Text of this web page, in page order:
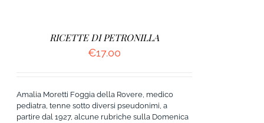
RICETTE DI PETRONILLA
€17.00
Amalia Moretti Foggia della Rovere, medico
pediatra, tenne sotto diversi pseudonimi, a
partire dal 1927, alcune rubriche sulla Domenica